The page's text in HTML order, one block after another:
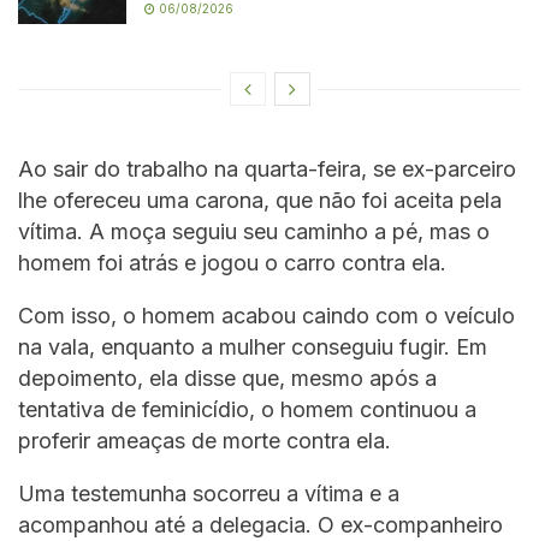
06/08/2026
Ao sair do trabalho na quarta-feira, se ex-parceiro
lhe ofereceu uma carona, que não foi aceita pela
vítima. A moça seguiu seu caminho a pé, mas o
homem foi atrás e jogou o carro contra ela.
Com isso, o homem acabou caindo com o veículo
na vala, enquanto a mulher conseguiu fugir. Em
depoimento, ela disse que, mesmo após a
tentativa de feminicídio, o homem continuou a
proferir ameaças de morte contra ela.
Uma testemunha socorreu a vítima e a
acompanhou até a delegacia. O ex-companheiro